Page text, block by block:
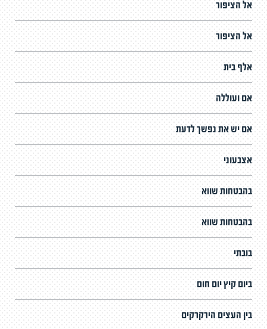
אל הציפור
אל הציפור
אלף בית
אם ועוללה
אם יש את נפשך לדעת
אצבעוני
בהבטחות שווא
בהבטחות שווא
בובתי
ביום קיץ יום חום
בין העצים הירקרקים